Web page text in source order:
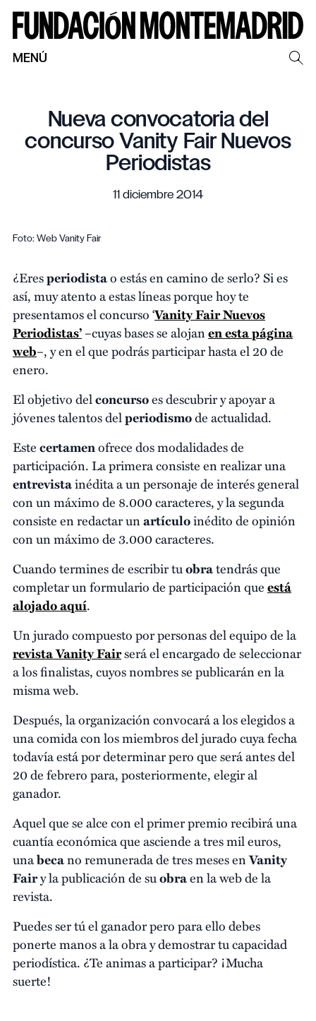
MENÚ
Nueva convocatoria del
concurso Vanity Fair Nuevos
Periodistas
11 diciembre 2014
Foto: Web Vanity Fair
¿Eresperiodistao estás en camino de serlo? Si es
así, muy atento a estas líneas porque hoy te
presentamos el concurso ‘Vanity Fair Nuevos
Periodistas’–cuyas bases se alojanen esta página
web–, y en el que podrás participar hasta el 20 de
enero.
El objetivo delconcursoes descubrir y apoyar a
jóvenes talentos delperiodismode actualidad.
Estecertamenofrece dos modalidades de
participación. La primera consiste en realizar una
entrevistainédita a un personaje de interés general
con un máximo de 8.000 caracteres, y la segunda
consiste en redactar unartículoinédito de opinión
con un máximo de 3.000 caracteres.
Cuando termines de escribir tuobratendrás que
completar un formulario de participación queestá
alojado aquí.
Un jurado compuesto por personas del equipo de la
revista Vanity Fairserá el encargado de seleccionar
a los finalistas, cuyos nombres se publicarán en la
misma web.
Después, la organización convocará a los elegidos a
una comida con los miembros del jurado cuya fecha
todavía está por determinar pero que será antes del
20 de febrero para, posteriormente, elegir al
ganador.
Aquel que se alce con el primer premio recibirá una
cuantía económica que asciende a tres mil euros,
unabecano remunerada de tres meses enVanity
Fairy la publicación de suobraen la web de la
revista.
Puedes ser tú el ganador pero para ello debes
ponerte manos a la obra y demostrar tu capacidad
periodística. ¿Te animas a participar? ¡Mucha
suerte!